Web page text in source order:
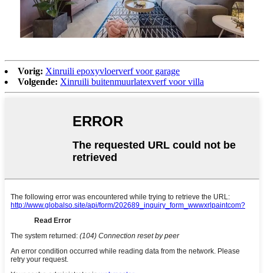
Vorig: Xinruili epoxyvloerverf voor garage
Volgende: Xinruili buitenmuurlatexverf voor villa